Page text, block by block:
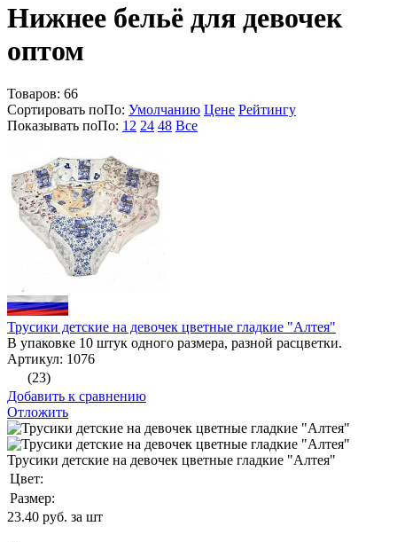
Нижнее бельё для девочек
оптом
Товаров: 66
Сортировать поПо: Умолчанию Цене Рейтингу
Показывать поПо: 12 24 48 Все
Трусики детские на девочек цветные гладкие "Алтея"
В упаковке 10 штук одного размера, разной расцветки.
Артикул: 1076
(23)
Добавить к сравнению
Отложить
Трусики детские на девочек цветные гладкие "Алтея"
Цвет:
Размер:
23.40 руб. за шт